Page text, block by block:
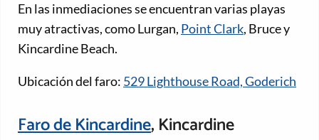
En las inmediaciones se encuentran varias playas
muy atractivas, como Lurgan, Point Clark, Bruce y
Kincardine Beach.
Ubicación del faro: 529 Lighthouse Road, Goderich
Faro de Kincardine, Kincardine